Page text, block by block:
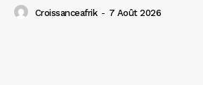
Croissanceafrik - 7 Août 2026